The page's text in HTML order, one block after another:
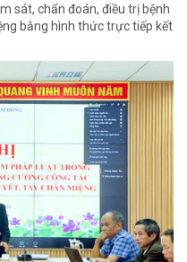
sát, chẩn đoán, điều trị bệnh
bằng hình thức trực tiếp kết